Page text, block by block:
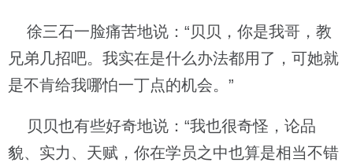
徐三石一脸痛苦地说：“贝贝，你是我哥，教
兄弟几招吧。我实在是什么办法都用了，可她就
是不肯给我哪怕一丁点的机会。”
贝贝也有些好奇地说：“我也很奇怪，论品
貌、实力、天赋，你在学员之中也算是相当不错